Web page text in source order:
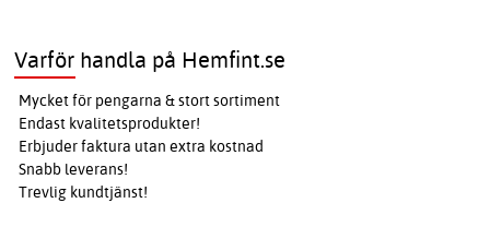
Varför handla på Hemfint.se
Mycket för pengarna & stort sortiment
Endast kvalitetsprodukter!
Erbjuder faktura utan extra kostnad
Snabb leverans!
Trevlig kundtjänst!